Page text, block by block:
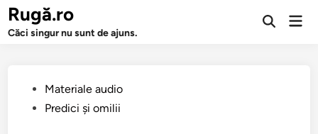
Sari
conținut
Rugă.ro
Căci singur nu sunt de ajuns.
Deschide
PublicatMateriale audio
Predici şi omilii